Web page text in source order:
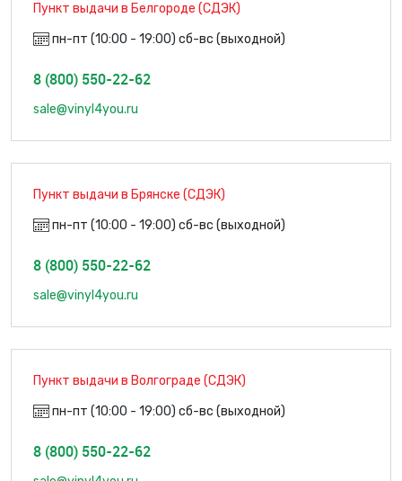
Пункт выдачи в Белгороде (СДЭК)
пн-пт (10:00 - 19:00) сб-вс (выходной)
8 (800) 550-22-62
sale@vinyl4you.ru
Пункт выдачи в Брянске (СДЭК)
пн-пт (10:00 - 19:00) сб-вс (выходной)
8 (800) 550-22-62
sale@vinyl4you.ru
Пункт выдачи в Волгограде (СДЭК)
пн-пт (10:00 - 19:00) сб-вс (выходной)
8 (800) 550-22-62